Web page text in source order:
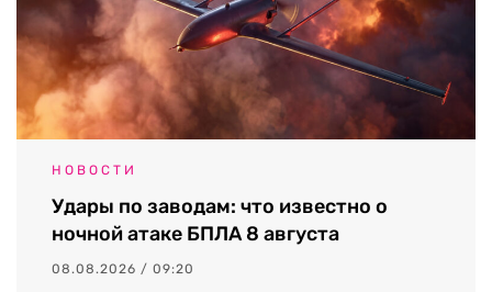
НОВОСТИ
Удары по заводам: что известно о
ночной атаке БПЛА 8 августа
08.08.2026 / 09:20